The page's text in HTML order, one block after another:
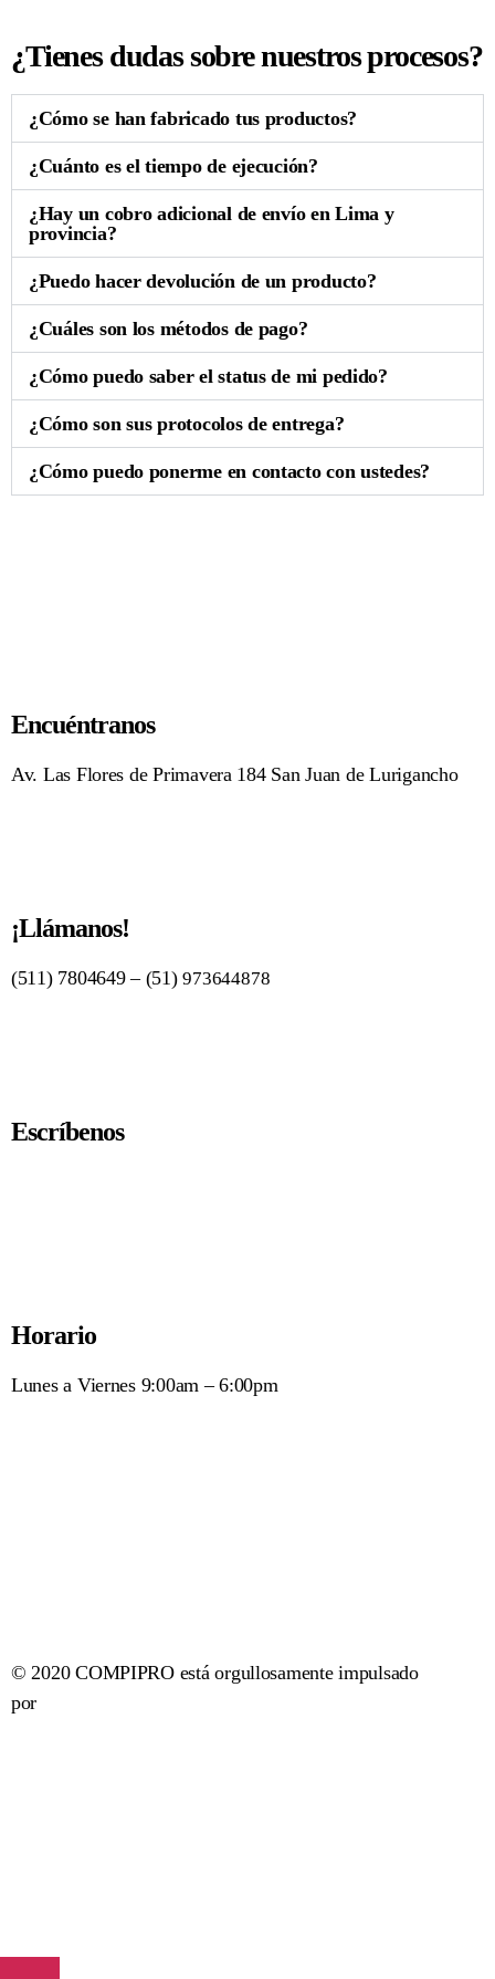
¿Tienes dudas sobre nuestros procesos?
¿Cómo se han fabricado tus productos?
¿Cuánto es el tiempo de ejecución?
¿Hay un cobro adicional de envío en Lima y
provincia?
¿Puedo hacer devolución de un producto?
¿Cuáles son los métodos de pago?
¿Cómo puedo saber el status de mi pedido?
¿Cómo son sus protocolos de entrega?
¿Cómo puedo ponerme en contacto con ustedes?
Encuéntranos
Av. Las Flores de Primavera 184 San Juan de Lurigancho
¡Llámanos!
(511) 7804649 – (51)973644878
Escríbenos
Horario
Lunes a Viernes 9:00am – 6:00pm
© 2020 COMPIPRO está orgullosamente impulsado
por